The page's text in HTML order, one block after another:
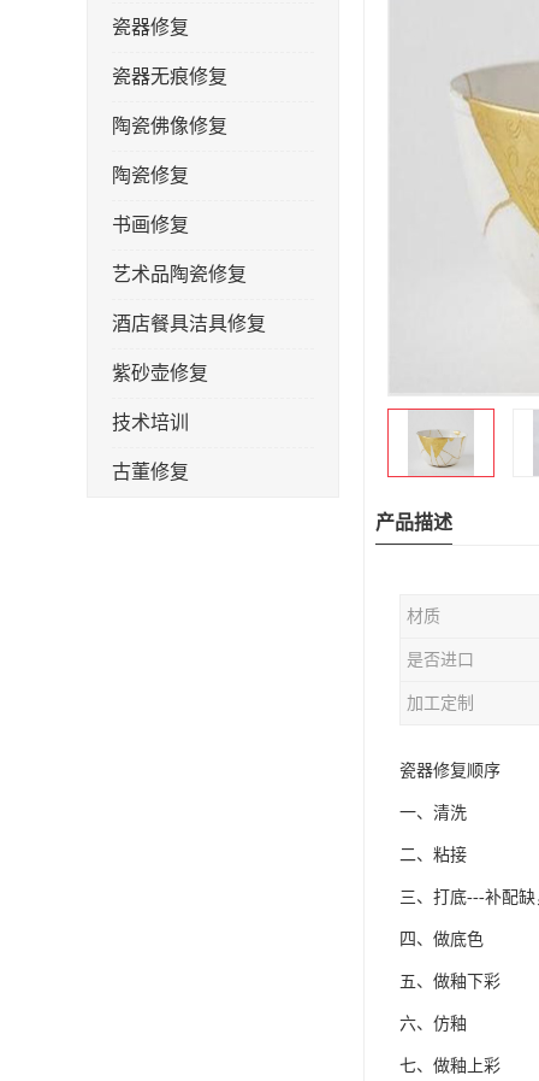
瓷器修复
瓷器无痕修复
陶瓷佛像修复
陶瓷修复
书画修复
艺术品陶瓷修复
酒店餐具洁具修复
紫砂壶修复
技术培训
古董修复
产品描述
材质
是否进口
加工定制
瓷器修复顺序
一、清洗
二、粘接
三、打底---补配
四、做底色
五、做釉下彩
六、仿釉
七、做釉上彩